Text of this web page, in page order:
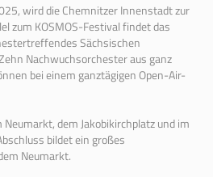
wird die Chemnitzer Innenstadt zur
zum KOSMOS-Festival findet das
Sächsischen
Nachwuchsorchester aus ganz
bei einem ganztägigen Open-Air-
dem Jakobikirchplatz und im
bildet ein großes
Neumarkt.